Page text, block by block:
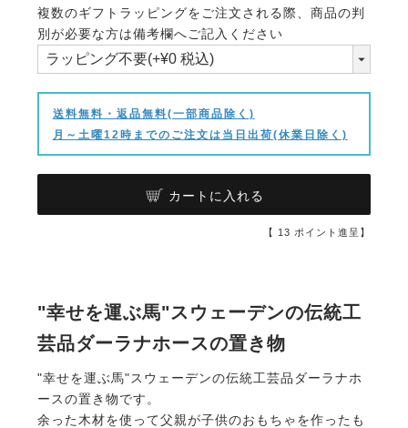
(必
須)
複数のギフトラッピングをご注文される際、商品の判
別が必要な方は備考欄へご記入ください
送料無料・返品無料(一部商品除く)
月～土曜12時までのご注文は当日出荷(休業日除く)
カートに入れる
【 13 ポイント進呈】
"幸せを運ぶ馬"スウェーデンの伝統工
芸品ダーラナホースの置き物
"幸せを運ぶ馬"スウェーデンの伝統工芸品ダーラナホ
ースの置き物です。
余った木材を使って父親が子供のおもちゃを作ったも